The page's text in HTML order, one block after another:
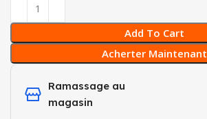
Add To Cart
Acherter Maintenant
Ramassage au
magasin